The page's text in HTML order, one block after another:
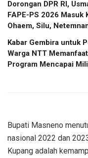
Dorongan DPR RI,
FAPE-PS 2026 Masuk
Ohaem, Silu,
Kabar Gembira untuk
Warga NTT
Program Mencapai
Bupati Masneno
nasional 2022 dan
Kupang adalah